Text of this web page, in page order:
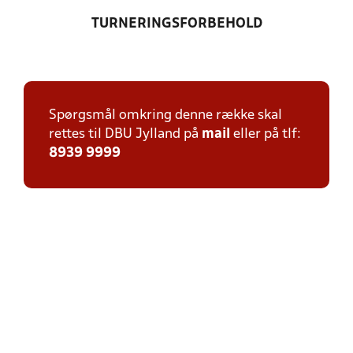
TURNERINGSFORBEHOLD
Spørgsmål omkring denne række skal
rettes til DBU Jylland på mail eller på tlf:
8939 9999